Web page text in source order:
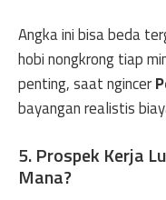
Angka ini bisa beda
hobi nongkrong tiap
penting, saat ngincer
bayangan realistis
5. Prospek Kerja
Mana?